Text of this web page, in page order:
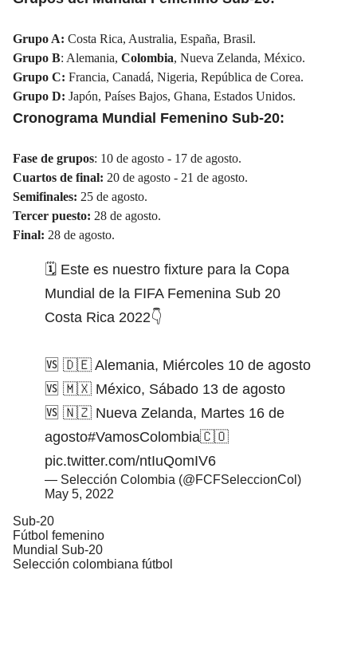
Grupo A: Costa Rica, Australia, España, Brasil.
Grupo B: Alemania, Colombia, Nueva Zelanda, México.
Grupo C: Francia, Canadá, Nigeria, República de Corea.
Grupo D: Japón, Países Bajos, Ghana, Estados Unidos.
Cronograma Mundial Femenino Sub-20:
Fase de grupos: 10 de agosto - 17 de agosto.
Cuartos de final: 20 de agosto - 21 de agosto.
Semifinales: 25 de agosto.
Tercer puesto: 28 de agosto.
Final: 28 de agosto.
🗓️ Este es nuestro fixture para la Copa
Mundial de la FIFA Femenina Sub 20
Costa Rica 2022👇
🆚 🇩🇪 Alemania, Miércoles 10 de agosto
🆚 🇲🇽 México, Sábado 13 de agosto
🆚 🇳🇿 Nueva Zelanda, Martes 16 de
agosto#VamosColombia🇨🇴
pic.twitter.com/ntIuQomIV6
— Selección Colombia (@FCFSeleccionCol)
May 5, 2022
Sub-20
Fútbol femenino
Mundial Sub-20
Selección colombiana fútbol